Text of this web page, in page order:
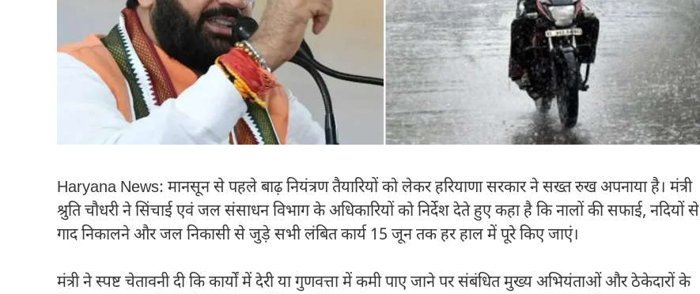
Haryana News: मानसून से पहले बाढ़ नियंत्रण तैयारियों को लेकर हरियाणा सरकार ने सख्त रुख अपनाया है। मंत्री
श्रुति चौधरी ने सिंचाई एवं जल संसाधन विभाग के अधिकारियों को निर्देश देते हुए कहा है कि नालों की सफाई, नदियों से
गाद निकालने और जल निकासी से जुड़े सभी लंबित कार्य 15 जून तक हर हाल में पूरे किए जाएं।
मंत्री ने स्पष्ट चेतावनी दी कि कार्यों में देरी या गुणवत्ता में कमी पाए जाने पर संबंधित मुख्य अभियंताओं और ठेकेदारों के